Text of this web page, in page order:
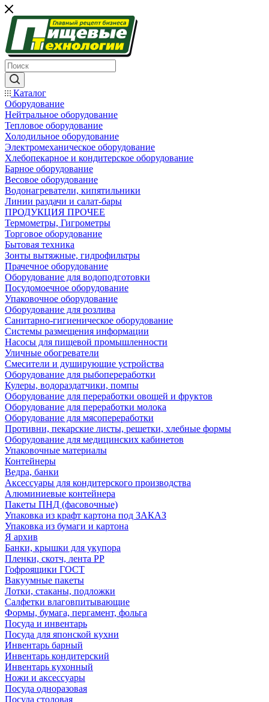
Каталог
Оборудование
Нейтральное оборудование
Тепловое оборудование
Холодильное оборудование
Электромеханическое оборудование
Хлебопекарное и кондитерское оборудование
Барное оборудование
Весовое оборудование
Водонагреватели, кипятильники
Линии раздачи и салат-бары
ПРОДУКЦИЯ ПРОЧЕЕ
Термометры, Гигрометры
Торговое оборудование
Бытовая техника
Зонты вытяжные, гидрофильтры
Прачечное оборудование
Оборудование для водоподготовки
Посудомоечное оборудование
Упаковочное оборудование
Оборудование для розлива
Санитарно-гигиеническое оборудование
Системы размещения информации
Насосы для пищевой промышленности
Уличные обогреватели
Смесители и душирующие устройства
Оборудование для рыбопереработки
Кулеры, водораздатчики, помпы
Оборудование для переработки овощей и фруктов
Оборудование для переработки молока
Оборудование для мясопереработки
Противни, пекарские листы, решетки, хлебные формы
Оборудование для медицинских кабинетов
Упаковочные материалы
Контейнеры
Ведра, банки
Аксессуары для кондитерского производства
Алюминиевые контейнера
Пакеты ПНД (фасовочные)
Упаковка из крафт картона под ЗАКАЗ
Упаковка из бумаги и картона
Я архив
Банки, крышки для укупора
Пленки, скотч, лента РР
Гофроящики ГОСТ
Вакуумные пакеты
Лотки, стаканы, подложки
Салфетки влаговпитывающие
Формы, бумага, пергамент, фольга
Посуда и инвентарь
Посуда для японской кухни
Инвентарь барный
Инвентарь кондитерский
Инвентарь кухонный
Ножи и аксессуары
Посуда одноразовая
Посуда столовая